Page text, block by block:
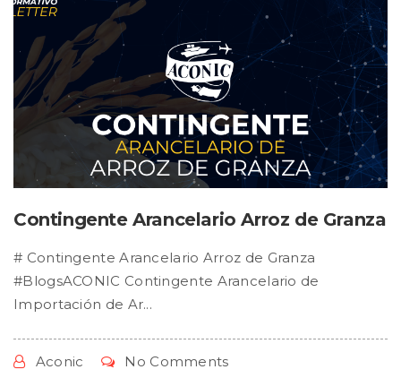
Contingente Arancelario Arroz de Granza
# Contingente Arancelario Arroz de Granza
#BlogsACONIC Contingente Arancelario de
Importación de Ar...
Aconic No Comments